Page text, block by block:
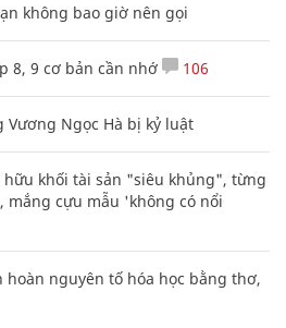
không bao giờ nên gọi
8, 9 cơ bản cần nhớ 106
Vương Ngọc Hà bị kỷ luật
hữu khối tài sản "siêu khủng", từng
mắng cựu mẫu 'không có nổi
hoàn nguyên tố hóa học bằng thơ,